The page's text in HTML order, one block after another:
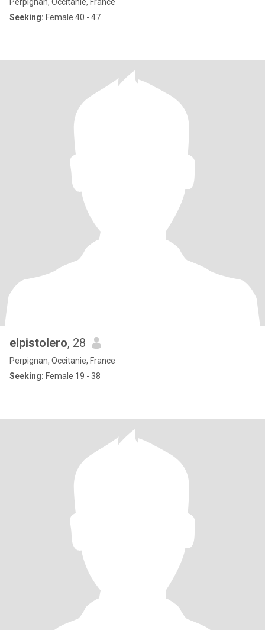
Seeking: Female 40 - 47
elpistolero, 28
Perpignan, Occitanie, France
Seeking: Female 19 - 38